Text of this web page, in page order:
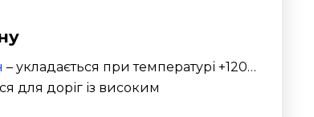
– укладається при температурі +120…
для доріг із високим